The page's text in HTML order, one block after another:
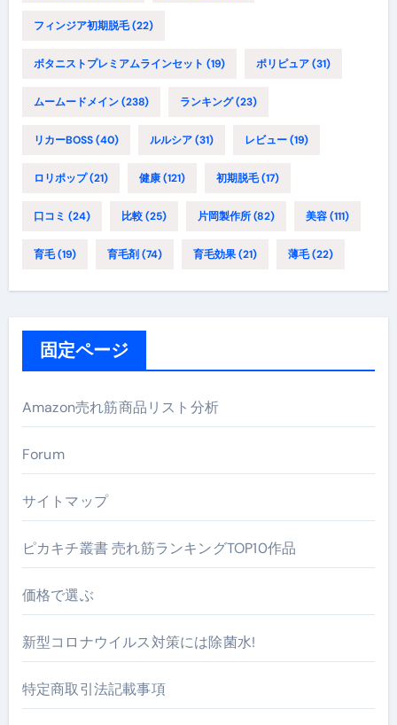
フィンジア初期脱毛(22)
ボタニストプレミアムラインセット (19) ポリピュア(31)
ムームードメイン(238) ランキング(23)
リカーBOSS(40) ルルシア(31) レビュー(19)
ロリポップ(21) 健康(121) 初期脱毛(17)
口コミ (24) 比較(25) 片岡製作所(82) 美容(111)
育毛(19) 育毛剤(74) 育毛効果(21) 薄毛(22)
固定ページ
Amazon売れ筋商品リスト分析
Forum
サイトマップ
ピカキチ叢書 売れ筋ランキングTOP10作品
価格で選ぶ
新型コロナウイルス対策には除菌水!
特定商取引法記載事項